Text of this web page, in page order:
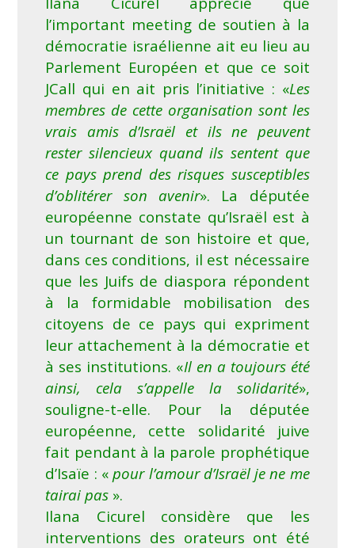
l’important meeting de soutien à la
démocratie israélienne ait eu lieu au
Parlement Européen et que ce soit
JCall qui en ait pris l’initiative : «Les
membres de cette organisation sont les
vrais amis d’Israël et ils ne peuvent
rester silencieux quand ils sentent que
ce pays prend des risques susceptibles
d’oblitérer son avenir». La députée
européenne constate qu’Israël est à
un tournant de son histoire et que,
dans ces conditions, il est nécessaire
que les Juifs de diaspora répondent
à la formidable mobilisation des
citoyens de ce pays qui expriment
leur attachement à la démocratie et
à ses institutions. «Il en a toujours été
ainsi, cela s’appelle la solidarité»,
souligne-t-elle. Pour la députée
européenne, cette solidarité juive
fait pendant à la parole prophétique
d’Isaïe : «pour l’amour d’Israël je ne me
tairai pas ».
Ilana Cicurel considère que les
interventions des orateurs ont été